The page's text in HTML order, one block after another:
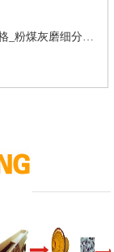
粉煤灰磨细分选工艺_粉煤灰磨细分选设备价格_粉煤灰磨细分选技术